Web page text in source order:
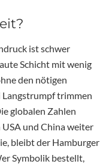
ist schwer
Schicht mit wenig
den nötigen
Langstrumpf trimmen
globalen Zahlen
USA und China weiter
bleibt der Hamburger
Symbolik bestellt,